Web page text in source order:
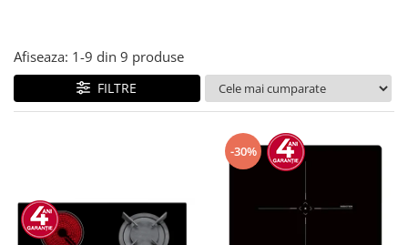
Afiseaza: 1-9 din 9 produse
FILTRE
-30%